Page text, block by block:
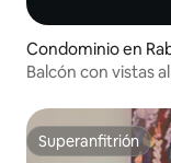
Condominio en
Balcón con vistas
Superanfitrión
Superanfitrión